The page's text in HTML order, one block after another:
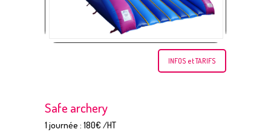
INFOS et TARIFS
Safe archery
1 journée : 180€ /HT